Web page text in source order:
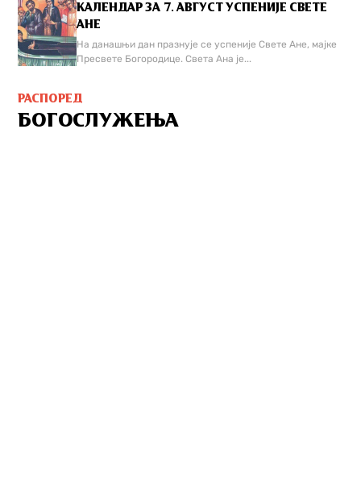
КАЛЕНДАР ЗА 7. АВГУСТ УСПЕНИЈЕ СВЕТЕ
АНЕ
На данашњи дан празнује се успеније Свете Ане, мајке
Пресвете Богородице. Света Ана је...
РАСПОРЕД
БОГОСЛУЖЕЊА